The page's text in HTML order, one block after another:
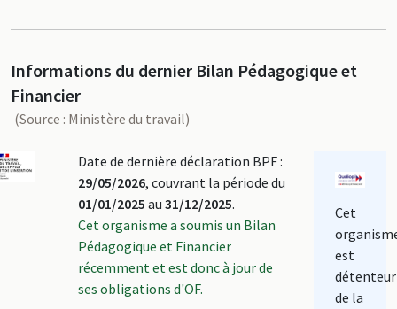
Informations du dernier Bilan Pédagogique et
Financier
(Source : Ministère du travail)
Date de dernière déclaration BPF :
29/05/2026, couvrant la période du
01/01/2025 au 31/12/2025.
Cet organisme a soumis un Bilan
Pédagogique et Financier
récemment et est donc à jour de
ses obligations d'OF.
Cet
est
détenteur
de la